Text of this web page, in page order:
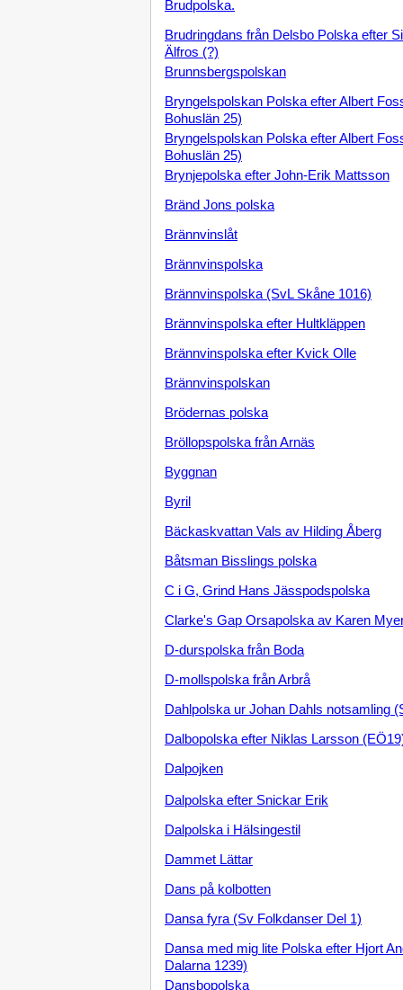
Brudpolska.
Brudringdans från Delsbo Polska efter
Älfros (?)
Brunnsbergspolskan
Bryngelspolskan Polska efter Albert
Bohuslän 25)
Bryngelspolskan Polska efter Albert
Bohuslän 25)
Brynjepolska efter John-Erik Mattsson
Bränd Jons polska
Brännvinslåt
Brännvinspolska
Brännvinspolska (SvL Skåne 1016)
Brännvinspolska efter Hultkläppen
Brännvinspolska efter Kvick Olle
Brännvinspolskan
Brödernas polska
Bröllopspolska från Arnäs
Byggnan
Byril
Bäckaskvattan Vals av Hilding Åberg
Båtsman Bisslings polska
C i G, Grind Hans Jässpodspolska
Clarke's Gap Orsapolska av Karen
D-durspolska från Boda
D-mollspolska från Arbrå
Dahlpolska ur Johan Dahls notsamling
Dalbopolska efter Niklas Larsson
Dalpojken
Dalpolska efter Snickar Erik
Dalpolska i Hälsingestil
Dammet Lättar
Dans på kolbotten
Dansa fyra (Sv Folkdanser Del 1)
Dansa med mig lite Polska efter Hjort
Dalarna 1239)
Dansbopolska